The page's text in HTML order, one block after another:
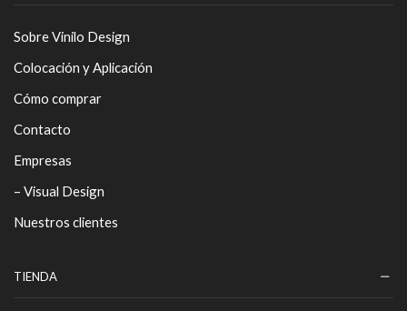
Sobre Vinilo Design
Colocación y Aplicación
Cómo comprar
Contacto
Empresas
– Visual Design
Nuestros clientes
TIENDA